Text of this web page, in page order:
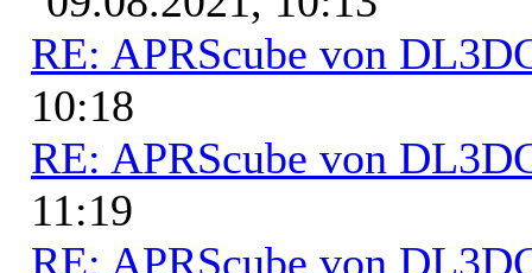
RE: APRScube von
10:18
RE: APRScube von
11:19
RE: APRScube von